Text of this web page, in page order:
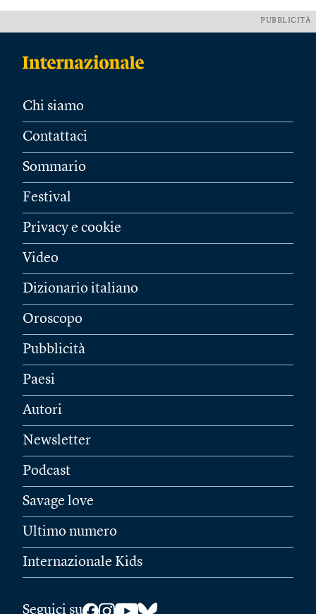
PUBBLICITÀ
Chi siamo
Contattaci
Sommario
Festival
Privacy e cookie
Video
Dizionario italiano
Oroscopo
Pubblicità
Paesi
Autori
Newsletter
Podcast
Savage love
Ultimo numero
Internazionale Kids
Seguici su